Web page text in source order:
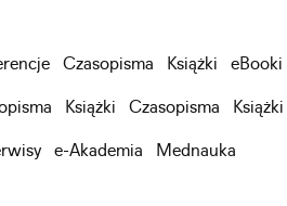
Czasopisma Książki eBooki
Książki Czasopisma Książki
e-Akademia Mednauka